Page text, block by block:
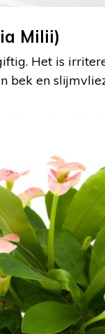
Milii)
Het is
bek en